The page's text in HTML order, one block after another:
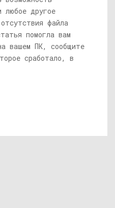
любое другое
файла
помогла вам
вашем ПК, сообщите
сработало, в